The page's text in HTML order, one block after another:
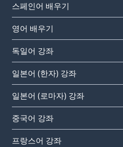
스페인어 배우기
영어 배우기
독일어 강좌
일본어 (한자) 강좌
일본어 (로마자) 강좌
중국어 강좌
프랑스어 강좌